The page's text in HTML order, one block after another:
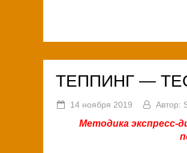
ТЕППИНГ —
14 ноября 2019 Автор:
Методика экспресс-